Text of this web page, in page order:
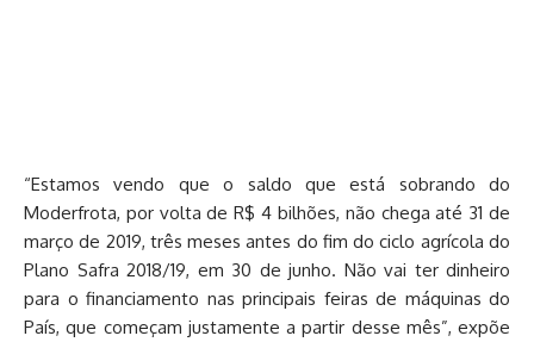
“Estamos vendo que o saldo que está sobrando do
Moderfrota, por volta de R$ 4 bilhões, não chega até 31 de
março de 2019, três meses antes do fim do ciclo agrícola do
Plano Safra 2018/19, em 30 de junho. Não vai ter dinheiro
para o financiamento nas principais feiras de máquinas do
País, que começam justamente a partir desse mês”, expõe